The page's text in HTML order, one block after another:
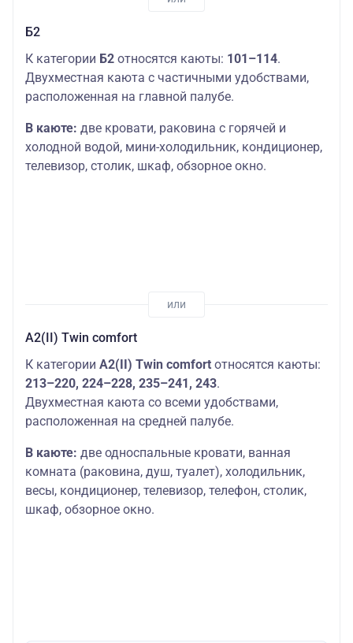
Б2
К категории Б2 относятся каюты: 101–114.
Двухместная каюта с частичными удобствами,
расположенная на главной палубе.
В каюте: две кровати, раковина с горячей и
холодной водой, мини-холодильник, кондиционер,
телевизор, столик, шкаф, обзорное окно.
А2(II) Twin comfort
К категории А2(II) Twin comfort относятся каюты:
213–220, 224–228, 235–241, 243.
Двухместная каюта со всеми удобствами,
расположенная на средней палубе.
В каюте: две односпальные кровати, ванная
комната (раковина, душ, туалет), холодильник,
весы, кондиционер, телевизор, телефон, столик,
шкаф, обзорное окно.